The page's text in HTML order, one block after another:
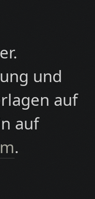
und
auf
auf
.